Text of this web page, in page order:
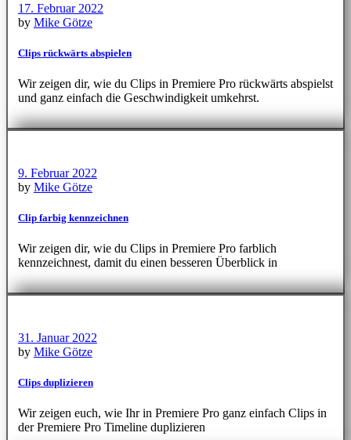
17. Februar 2022
by Mike Götze
Clips rückwärts abspielen
Wir zeigen dir, wie du Clips in Premiere Pro rückwärts abspielst
und ganz einfach die Geschwindigkeit umkehrst.
9. Februar 2022
by Mike Götze
Clip farbig kennzeichnen
Wir zeigen dir, wie du Clips in Premiere Pro farblich
kennzeichnest, damit du einen besseren Überblick in
31. Januar 2022
by Mike Götze
Clips duplizieren
Wir zeigen euch, wie Ihr in Premiere Pro ganz einfach Clips in
der Premiere Pro Timeline duplizieren